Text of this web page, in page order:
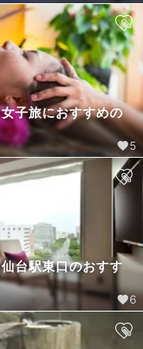
子旅におすすめの
5
台駅東口のおすす
6